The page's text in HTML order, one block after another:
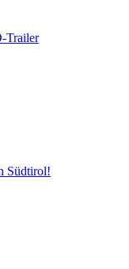
Trailer
Südtirol!